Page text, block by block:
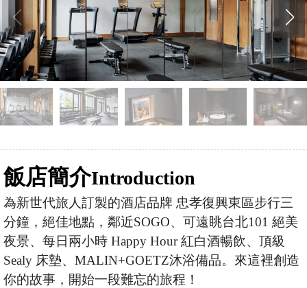
飯店簡介Introduction
為新世代旅人訂製的酒店品牌 忠孝復興東區步行三
分鐘，絕佳地點，鄰近SOGO、可遠眺台北101 絕美
夜景、每日兩小時 Happy Hour 紅白酒暢飲、頂級
Sealy 床墊、MALIN+GOETZ沐浴備品。來這裡創造
你的故事，開始一段難忘的旅程！